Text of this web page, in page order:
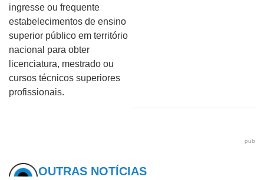
ingresse ou frequente
estabelecimentos de ensino
superior público em território
nacional para obter
licenciatura, mestrado ou
cursos técnicos superiores
profissionais.
pub
OUTRAS NOTÍCIAS